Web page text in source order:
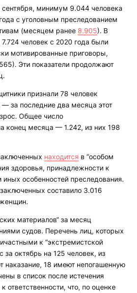
минимум 9.044 человека
с уголовным преследованием
(месяцем ранее 8.905). В
человек с 2020 года были
мотивированные приговоры,
Эти показатели продолжают
признали 78 человек
за последние два месяца этот
Общее число
конец месяца — 1.242, из них 198
находится в “особом
здоровья, принадлежности к
иных особенностей преследования.
составило 3.016
материалов“ за месяц
судов. Перечень лиц, которых
к “экстремистской
за октябрь на 125 человек, из
наказание, 18 имеют непогашенную
в список после истечения
ответственности, что, по оценке